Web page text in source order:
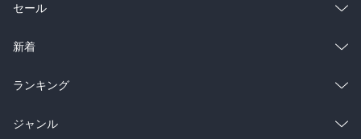
総合
ラノベ
雑誌・グラビア
BL・TL
セール
総合
ラノベ
雑誌・グラビア
新着
総合
ラノベ
ランキング
総合
ジャンル